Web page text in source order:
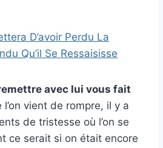
D’avoir Perdu La
Qu’il Se Ressaisisse
avec lui vous fait
l’on vient de rompre, il y a
de tristesse où l’on se
ce serait si on était encore